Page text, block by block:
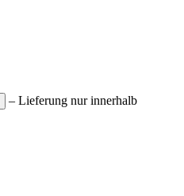
– Lieferung nur innerhalb